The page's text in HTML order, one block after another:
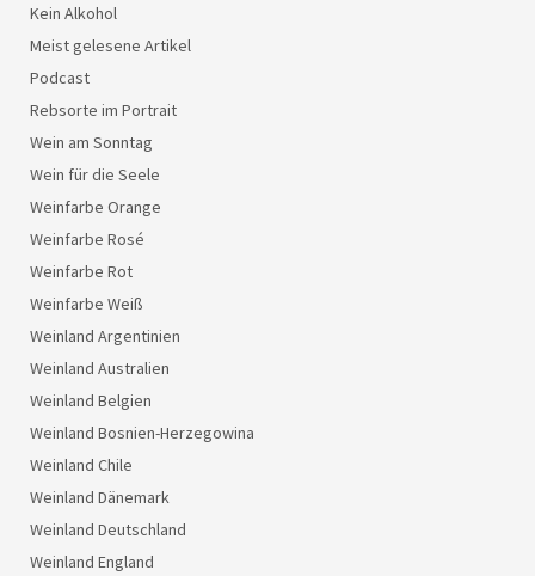
Kein Alkohol
Meist gelesene Artikel
Podcast
Rebsorte im Portrait
Wein am Sonntag
Wein für die Seele
Weinfarbe Orange
Weinfarbe Rosé
Weinfarbe Rot
Weinfarbe Weiß
Weinland Argentinien
Weinland Australien
Weinland Belgien
Weinland Bosnien-Herzegowina
Weinland Chile
Weinland Dänemark
Weinland Deutschland
Weinland England